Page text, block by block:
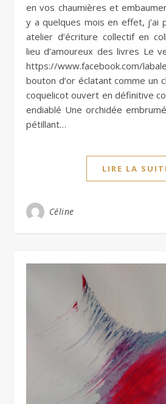
en vos chaumières et
y a quelques mois en effet, j’ai
atelier d’écriture collectif en
lieu d’amoureux des livres Le
https://www.facebook.com/
bouton d’or éclatant comme un
coquelicot ouvert en définitive
endiablé Une orchidée
pétillant…
LIRE LA
Céline